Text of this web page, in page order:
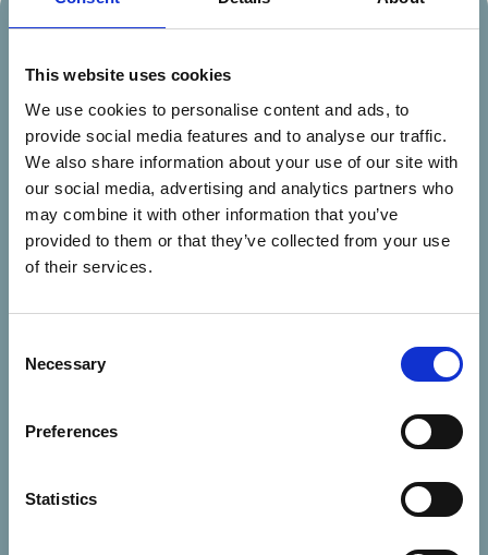
This website uses cookies
We use cookies to personalise content and ads, to
provide social media features and to analyse our traffic.
We also share information about your use of our site with
our social media, advertising and analytics partners who
may combine it with other information that you’ve
provided to them or that they’ve collected from your use
of their services.
Selection
Necessary
Preferences
Statistics
Tilaa uu­tis­kir­je
Tilaa Te­ra­piat etu­lin­jaan -​uutiskirje ja saat suo­raan säh­kö­
pos­tii­si tie­toa toi­min­ta­mal­lin ajan­koh­tai­sis­ta asiois­ta. Uu­tis­
kir­je il­mes­tyy 1-2 kuu­kau­den vä­lein. Kä­sit­te­lem­me tie­to­ja­si
vas­tuul­li­ses­ti.Tu­tus­tu tie­to­suo­ja­se­los­tee­seen
mukaisesti